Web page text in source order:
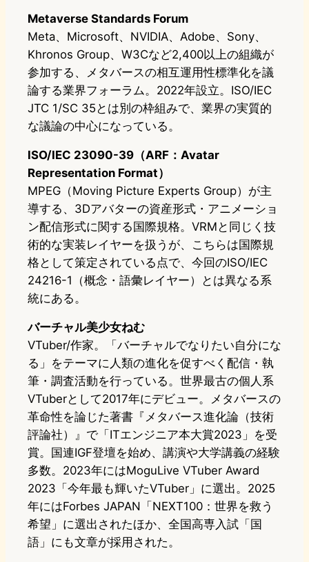
Metaverse Standards Forum
Meta、Microsoft、NVIDIA、Adobe、Sony、
Khronos Group、W3Cなど2,400以上の組織が
参加する、メタバースの相互運用性標準化を議
論する業界フォーラム。2022年設立。ISO/IEC
JTC 1/SC 35とは別の枠組みで、業界の実質的
な議論の中心になっている。
ISO/IEC 23090-39（ARF：Avatar
Representation Format）
MPEG（Moving Picture Experts Group）が主
導する、3Dアバターの資産形式・アニメーショ
ン配信形式に関する国際規格。VRMと同じく技
術的な実装レイヤーを扱うが、こちらは国際規
格として策定されている点で、今回のISO/IEC
24216-1（概念・語彙レイヤー）とは異なる系
統にある。
バーチャル美少女ねむ
VTuber/作家。「バーチャルでなりたい自分にな
る」をテーマに人類の進化を促すべく配信・執
筆・調査活動を行っている。世界最古の個人系
VTuberとして2017年にデビュー。メタバースの
革命性を論じた著書『メタバース進化論（技術
評論社）』で「ITエンジニア本大賞2023」を受
賞。国連IGF登壇を始め、講演や大学講義の経験
多数。2023年にはMoguLive VTuber Award
2023「今年最も輝いたVTuber」に選出。2025
年にはForbes JAPAN「NEXT100：世界を救う
希望」に選出されたほか、全国高専入試「国
語」にも文章が採用された。